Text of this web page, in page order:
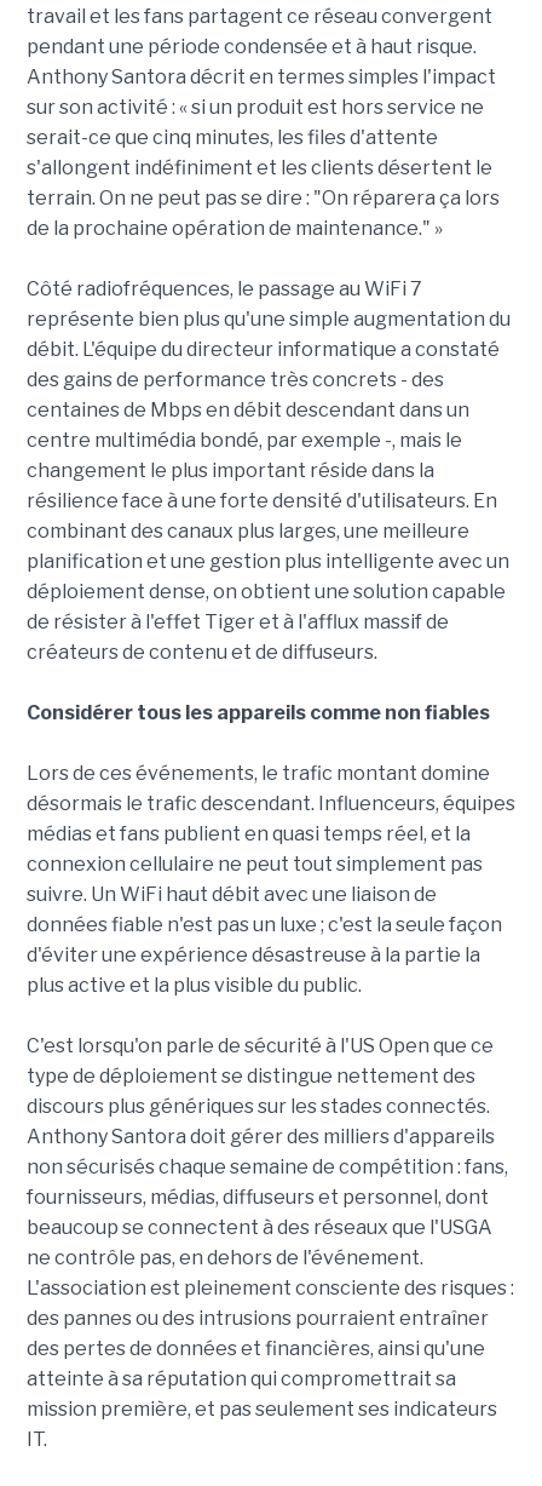
travail et les fans partagent ce réseau convergent
pendant une période condensée et à haut risque.
Anthony Santora décrit en termes simples l'impact
sur son activité : « si un produit est hors service ne
serait-ce que cinq minutes, les files d'attente
s'allongent indéfiniment et les clients désertent le
terrain. On ne peut pas se dire : "On réparera ça lors
de la prochaine opération de maintenance." »
Côté radiofréquences, le passage au WiFi 7
représente bien plus qu'une simple augmentation du
débit. L'équipe du directeur informatique a constaté
des gains de performance très concrets - des
centaines de Mbps en débit descendant dans un
centre multimédia bondé, par exemple -, mais le
changement le plus important réside dans la
résilience face à une forte densité d'utilisateurs. En
combinant des canaux plus larges, une meilleure
planification et une gestion plus intelligente avec un
déploiement dense, on obtient une solution capable
de résister à l'effet Tiger et à l'afflux massif de
créateurs de contenu et de diffuseurs.
Considérer tous les appareils comme non fiables
Lors de ces événements, le trafic montant domine
désormais le trafic descendant. Influenceurs, équipes
médias et fans publient en quasi temps réel, et la
connexion cellulaire ne peut tout simplement pas
suivre. Un WiFi haut débit avec une liaison de
données fiable n'est pas un luxe ; c'est la seule façon
d'éviter une expérience désastreuse à la partie la
plus active et la plus visible du public.
C'est lorsqu'on parle de sécurité à l'US Open que ce
type de déploiement se distingue nettement des
discours plus génériques sur les stades connectés.
Anthony Santora doit gérer des milliers d'appareils
non sécurisés chaque semaine de compétition : fans,
fournisseurs, médias, diffuseurs et personnel, dont
beaucoup se connectent à des réseaux que l'USGA
ne contrôle pas, en dehors de l'événement.
L'association est pleinement consciente des risques :
des pannes ou des intrusions pourraient entraîner
des pertes de données et financières, ainsi qu'une
atteinte à sa réputation qui compromettrait sa
mission première, et pas seulement ses indicateurs
IT.